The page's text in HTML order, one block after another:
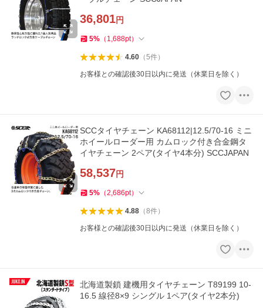
36,801円
5% （ 1,688pt）
4.60（5件）
お客様との確認後30日以内に発送（休業日を除く）
SCCタイヤチェーン KA68112|12.5/70-16 ミニ
ホイールローダー用 カムロック付き合金鋼タ
イヤチェーン 2ペア(タイヤ4本分) SCCJAPAN
58,537円
5% （2,686pt）
4.88（8件）
お客様との確認後30日以内に発送（休業日を除く）
北海道製鎖 建機用タイヤチェーン T89199 10-
16.5 線径8×9 シングル 1ペア(タイヤ2本分)